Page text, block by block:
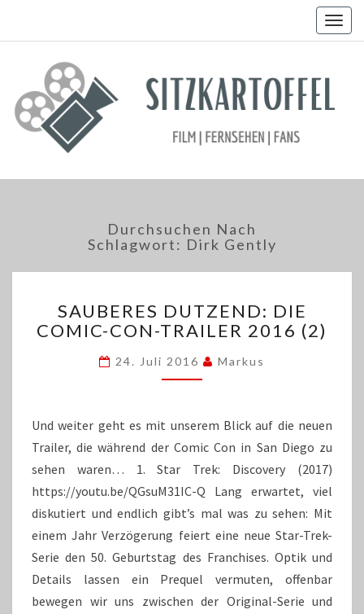
Durchsuchen Nach
Schlagwort: Dirk Gently
DUTZEND:
DIE
CON-
TRAILER
SAUBERES DUTZEND: DIE
COMIC-CON-TRAILER 2016 (2)
24. Juli 2016 Markus
Und weiter geht es mit unserem Blick auf die neuen
Trailer, die während der Comic Con in San Diego zu
sehen waren… 1. Star Trek: Discovery (2017)
https://youtu.be/QGsuM31IC-Q Lang erwartet, viel
diskutiert und endlich gibt’s mal was zu sehen: Mit
einem Jahr Verzögerung feiert eine neue Star-Trek-
Serie den 50. Geburtstag des Franchises. Optik und
Details lassen ein Prequel vermuten, offenbar
bewegen wir uns zwischen der Original-Serie und